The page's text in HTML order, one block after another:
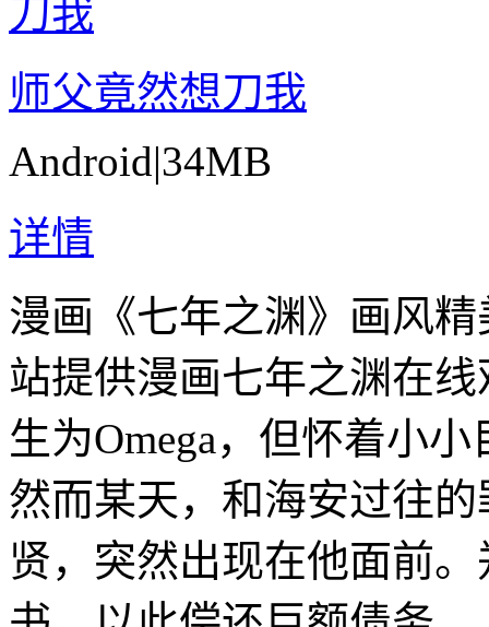
师父竟然想刀我
Android|34MB
详情
漫画《七年之渊》画风
站提供漫画七年之渊在
生为Omega，但怀着小
然而某天，和海安过往
贤，突然出现在他面前